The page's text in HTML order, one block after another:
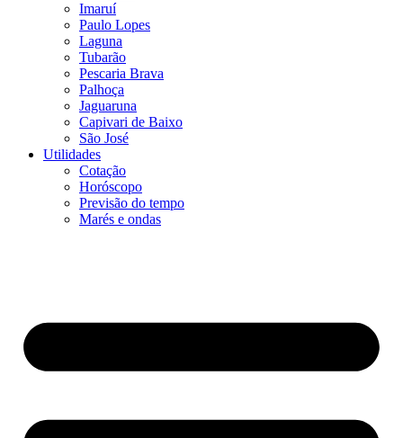
Imaruí
Paulo Lopes
Laguna
Tubarão
Pescaria Brava
Palhoça
Jaguaruna
Capivari de Baixo
São José
Utilidades
Cotação
Horóscopo
Previsão do tempo
Marés e ondas